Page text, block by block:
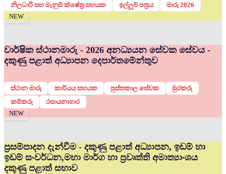
නිලධාරි සහ මැනුම් ක්ෂේත්‍ර සහයක ඉල්ලුම් පත්‍රය
මාරු 2026
NEW
වාර්ෂික ස්ථානමාරු - 2026 අනධ්‍යයන සේවක සේවය -
දකුණු පළාත් අධ්‍යාපන දෙපාර්තමේන්තුව
ස්ථාන මාරු කාර්යය සහයක පුස්තකාල සේවක
මුරකරු
කම්කරු
රසායනාගාර
NEW
ප්‍රසම්පාදන දැන්වීම - දකුණු පළාත් අධ්‍යාපන, ඉඩම් හා
ඉඩම් සංවර්ධන,මහා මාර්ග හා ප්‍රවෘත්ති අමාත්‍යාංශය
දකුණු පළාත් සභාව